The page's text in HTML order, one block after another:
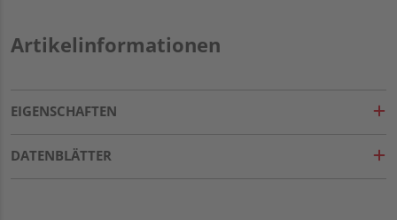
Artikelinformationen
EIGENSCHAFTEN
DATENBLÄTTER